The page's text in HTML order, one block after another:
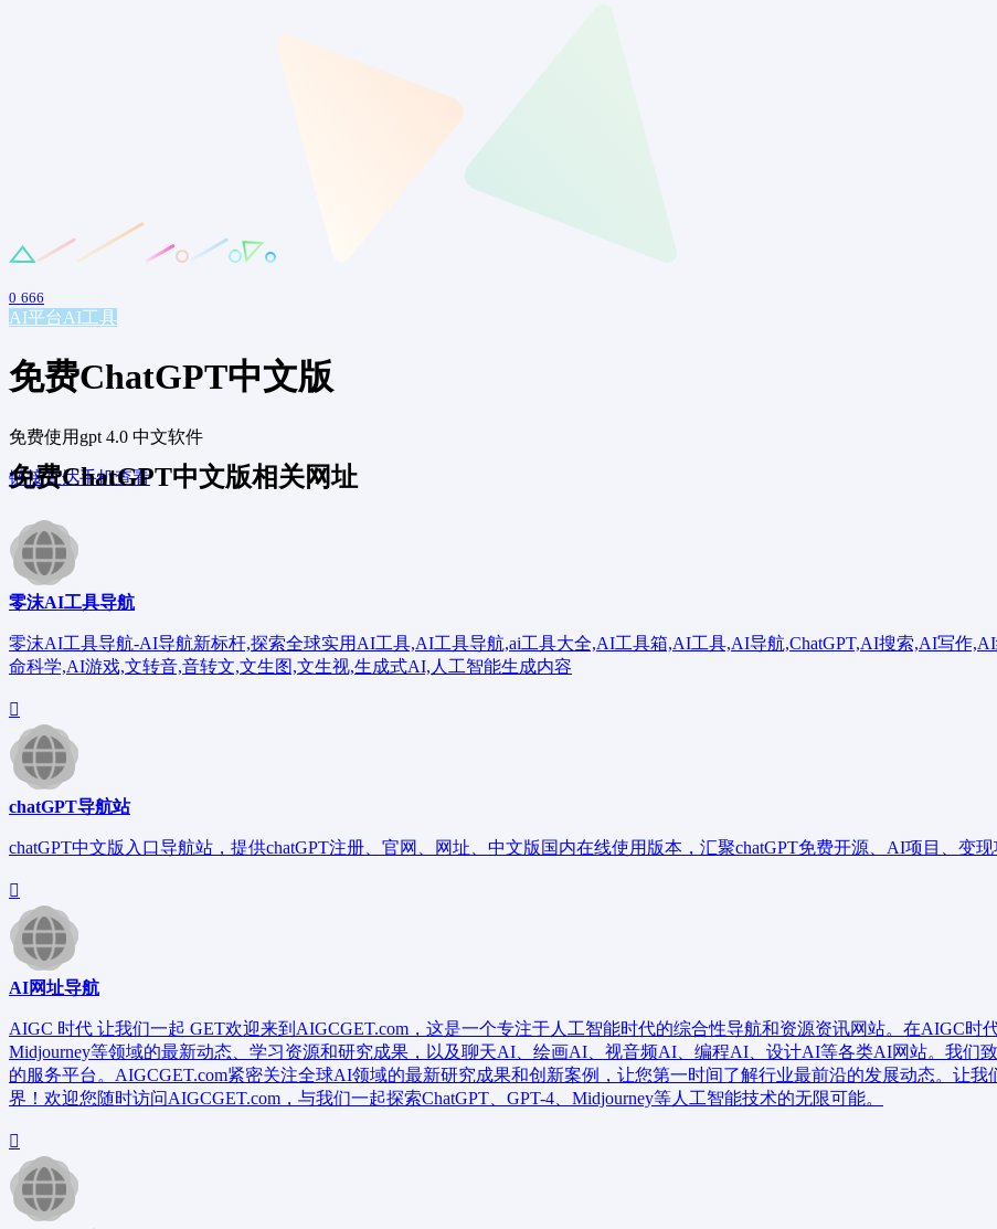
0 666
AI平台AI工具
免费ChatGPT中文版
免费使用gpt 4.0 中文软件
链接直达手机查看
免费ChatGPT中文版相关网址
零沫AI工具导航
零沫AI工具导航-AI导航新标杆,探索全球实用AI工具,AI工具导航,ai工具大全,AI工具箱,AI工具,AI导航,ChatGPT,AI搜索,AI写作
命科学,AI游戏,文转音,音转文,文生图,文生视,生成式AI,人工智能生成内容
chatGPT导航站
chatGPT中文版入口导航站，提供chatGPT注册、官网、网址、中文版国内在线使用版本，汇聚chatGPT免费开源、AI项目、变
AI网址导航
AIGC 时代 让我们一起 GET欢迎来到AIGCGET.com，这是一个专注于人工智能时代的综合性导航和资源资讯网站。在AIGC时
Midjourney等领域的最新动态、学习资源和研究成果，以及聊天AI、绘画AI、视音频AI、编程AI、设计AI等各类AI网站。我们
的服务平台。AIGCGET.com紧密关注全球AI领域的最新研究成果和创新案例，让您第一时间了解行业最前沿的发展动态。让
界！欢迎您随时访问AIGCGET.com，与我们一起探索ChatGPT、GPT-4、Midjourney等人工智能技术的无限可能。